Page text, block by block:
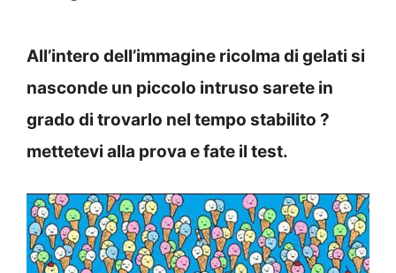
All’intero dell’immagine ricolma di gelati si
nasconde un piccolo intruso sarete in
grado di trovarlo nel tempo stabilito ?
mettetevi alla prova e fate il test.